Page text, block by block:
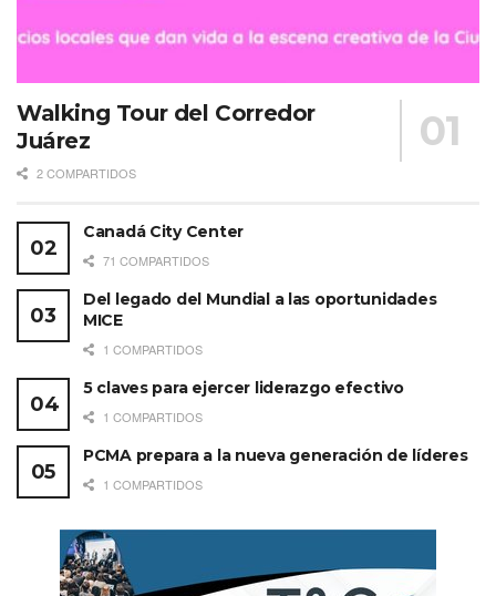
Walking Tour del Corredor
Juárez
2 COMPARTIDOS
Canadá City Center
71 COMPARTIDOS
Del legado del Mundial a las oportunidades
MICE
1 COMPARTIDOS
5 claves para ejercer liderazgo efectivo
1 COMPARTIDOS
PCMA prepara a la nueva generación de líderes
1 COMPARTIDOS